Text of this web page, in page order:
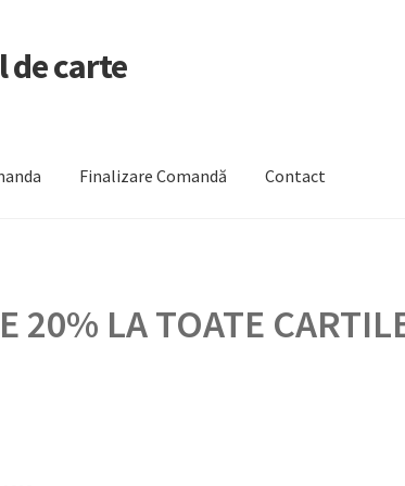
de carte
Finalizare Comandă Contact
20% LA TOATE